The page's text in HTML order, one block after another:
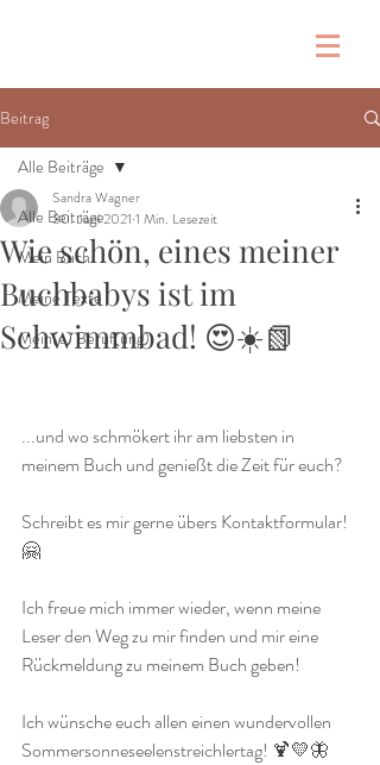
Beitrag
Alle Beiträge
Mein Buch
Meine Texte
Mein(e) Beruf(ung)
Alle Beiträge
Wie schön, eines meiner
Buchbabys ist im
Schwimmbad! 😍☀️📗
Sandra Wagner
30. Juni 2021 1 Min. Lesezeit
...und wo schmökert ihr am liebsten in
meinem Buch und genießt die Zeit für euch?
Schreibt es mir gerne übers Kontaktformular!
🤗
Ich freue mich immer wieder, wenn meine
Leser den Weg zu mir finden und mir eine
Rückmeldung zu meinem Buch geben!
Ich wünsche euch allen einen wundervollen
Sommersonneseelenstreichlertag! 🍹💛🦋